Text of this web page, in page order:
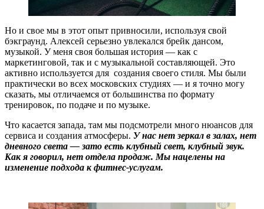
Но и свое мы в этот опыт привносили, используя свой
бэкграунд. Алексей серьезно увлекался брейк дансом,
музыкой. У меня своя большая история — как с
маркетинговой, так и с музыкальной составляющей. Это
активно используется для создания своего стиля. Мы были
практически во всех московских студиях — и я точно могу
сказать, мы отличаемся от большинства по формату
тренировок, по подаче и по музыке.
Что касается запада, там мы подсмотрели много нюансов для
сервиса и создания атмосферы. У нас нет зеркал в залах, нет
дневного света — зато есть клубный свет, клубный звук.
Как я говорил, нет отдела продаж. Мы нацелены на
изменение подхода к фитнес-услугам.